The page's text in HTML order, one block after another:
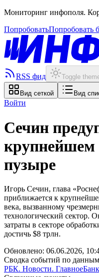
Мониторинг инфополя.
ПопробоватьПопробовать
RSS фид Toggle
Вид сеткой Вид
Войти
Сечин
крупнейшем
пузыре
Игорь Сечин, глава
приближается к
века, вызванному
технологический сектор.
затраты в секторе
достичь $8 трлн.
Обновлено: 06.06.2026,
Сводка событий по
РБК. Новости. Главное